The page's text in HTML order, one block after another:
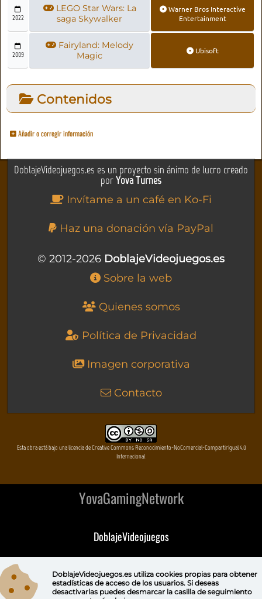
2022
LEGO Star Wars: La
saga Skywalker
Warner Bros Interactive
Entertainment
2009
Fairyland: Melody
Magic
Ubisoft
Contenidos
Añadir o corregir información
DoblajeVideojuegos.es es un proyecto sin ánimo de lucro creado
porYova Turnes
Invítame a un café en Ko-Fi
Haz una donación vía PayPal
© 2012-2026 DoblajeVideojuegos.es
Sobre la web
Quienes somos
Política de Privacidad
Imagen corporativa
Contacto
Esta obra está bajo una licencia de Creative Commons Reconocimiento-NoComercial-CompartirIgual 4.0
Internacional
YovaGamingNetwork
DoblajeVideojuegos
DeVuego GAL
DoblajeVideojuegos.es utiliza cookies propiaspara obtener
estadísticas de acceso de los usuarios. Si deseas
desactivarlas puedes desmarcar la casilla de seguimiento